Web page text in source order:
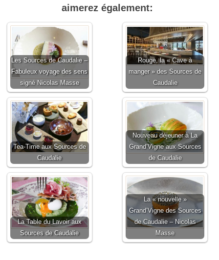
aimerez également:
Les Sources de Caudalie –
Fabuleux voyage des sens
signé Nicolas Masse
Rouge, la « Cave à
manger » des Sources de
Caudalie
Tea-Time aux Sources de
Caudalie
Nouveau déjeuner à La
Grand’Vigne aux Sources
de Caudalie
La Table du Lavoir aux
Sources de Caudalie
La « nouvelle »
Grand’Vigne des Sources
de Caudalie – Nicolas
Masse